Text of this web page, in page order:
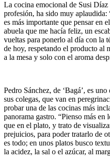
La cocina emocional de Susi Díaz
profesión, ha sido muy
es más importante que pensar en
abuela que me hacía feliz, un
vueltas para ponerlo al día con la
de hoy, respetando el producto al
a la mesa y solo con el aroma
Pedro Sánchez, de ‘Bagá’, es
sus colegas, que van en
probar una de las cocinas más
panorama gastro. “Pienso más
que en el plato, y trato de
prejuicios, para poder tratarlo de
es todo; en unos platos busco
la acidez, la sal o el azúcar, al